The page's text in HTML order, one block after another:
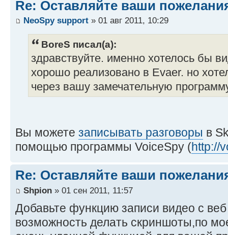
Re: Оставляйте ваши
NeoSpy support » 01 авг 2011, 10:29
BoreS писал(а):
здравствуйте. именно хотелось бы
хорошо реализовано в Evaer. но
через вашу замечательную
Вы можете записывать разговоры в
помощью программы VoiceSpy (http://
Re: Оставляйте ваши
Shpion » 01 сен 2011, 11:57
Добавьте функцию записи видео с
возможность делать скриншоты,по